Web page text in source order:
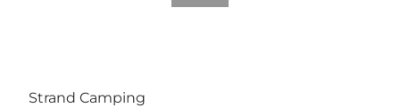
Strand Camping